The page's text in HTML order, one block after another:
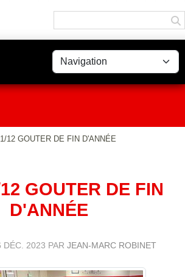
12 GOUTER DE FIN D'ANNÉE
GOUTER DE FIN
D'ANNÉE
DÉC. 2023 PAR JEAN-MARC ROBINET